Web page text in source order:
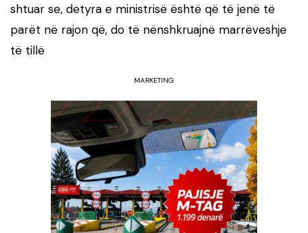
shtuar se, detyra e ministrisë është që të jenë të
parët në rajon që, do të nënshkruajnë marrëveshje
të tillë
MARKETING